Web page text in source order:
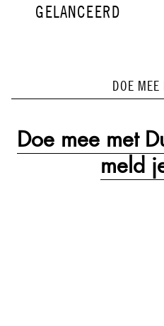
GELANCEERD
DOE MEE
Doe mee met
meld